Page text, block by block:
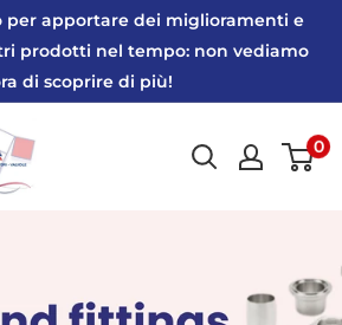
per apportare dei miglioramenti e
prodotti nel tempo: non vediamo
di scoprire di più!
0